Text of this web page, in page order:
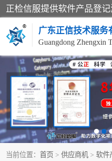
广东正信技术服务
当前位置： 首页 > 供应商机 > 软件
电子政务验收测评
应用软件系统测试
科技成果鉴定测试
信息安全风险评估